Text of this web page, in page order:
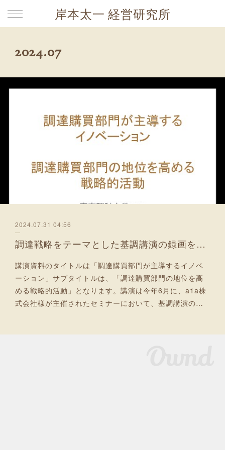
岸本太一 経営研究所
2024.07
2024.07.31 04:56
調達戦略をテーマとした基調講演の録画をアップ
講演資料のタイトルは「調達購買部門が主導するイノベ
ーション」サブタイトルは、「調達購買部門の地位を高
める戦略的活動」となります。講演は今年6月に、a1a株
式会社様が主催されたセミナーにおいて、基調講演の…